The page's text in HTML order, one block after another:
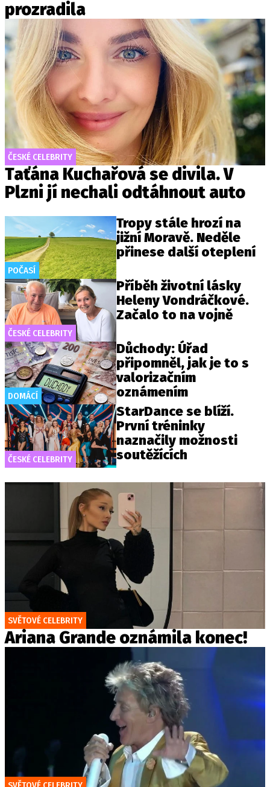
prozradila
ČESKÉ CELEBRITY
Taťána Kuchařová se divila. V
Plzni jí nechali odtáhnout auto
POČASÍ
Tropy stále hrozí na
jižní Moravě. Neděle
přinese další oteplení
ČESKÉ CELEBRITY
Příběh životní lásky
Heleny Vondráčkové.
Začalo to na vojně
DOMÁCÍ
Důchody: Úřad
připomněl, jak je to s
valorizačním
oznámením
ČESKÉ CELEBRITY
StarDance se blíží.
První tréninky
naznačily možnosti
soutěžících
SVĚTOVÉ CELEBRITY
Ariana Grande oznámila konec!